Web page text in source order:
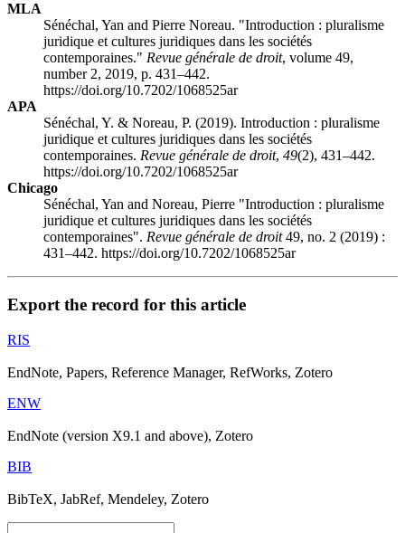
MLA
Sénéchal, Yan and Pierre Noreau. "Introduction : pluralisme
juridique et cultures juridiques dans les sociétés
contemporaines." Revue générale de droit, volume 49,
number 2, 2019, p. 431–442.
https://doi.org/10.7202/1068525ar
APA
Sénéchal, Y. & Noreau, P. (2019). Introduction : pluralisme
juridique et cultures juridiques dans les sociétés
contemporaines. Revue générale de droit, 49(2), 431–442.
https://doi.org/10.7202/1068525ar
Chicago
Sénéchal, Yan and Noreau, Pierre "Introduction : pluralisme
juridique et cultures juridiques dans les sociétés
contemporaines". Revue générale de droit49, no. 2 (2019) :
431–442. https://doi.org/10.7202/1068525ar
Export the record for this article
RIS
EndNote, Papers, Reference Manager, RefWorks, Zotero
ENW
EndNote (version X9.1 and above), Zotero
BIB
BibTeX, JabRef, Mendeley, Zotero